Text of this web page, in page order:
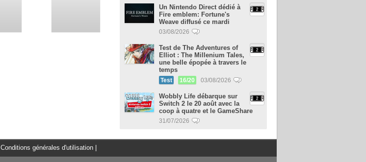
Un Nintendo Direct dédié à
Fire emblem: Fortune's
Weave diffusé ce mardi
03/08/2026
Test de The Adventures of
Elliot : The Millenium Tales,
une belle épopée à travers le
temps
Test 16/20 03/08/2026
Wobbly Life débarque sur
Switch 2 le 20 août avec la
coop à quatre et le GameShare
31/07/2026
Conditions générales d'utilisation